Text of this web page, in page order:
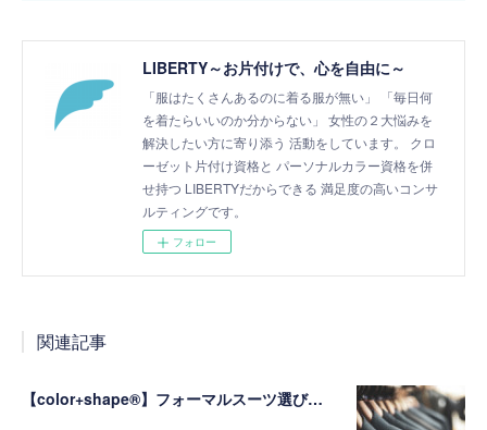
LIBERTY～お片付けで、心を自由に～
「服はたくさんあるのに着る服が無い」 「毎日何
を着たらいいのか分からない」 女性の２大悩みを
解決したい方に寄り添う 活動をしています。 クロ
ーゼット片付け資格と パーソナルカラー資格を併
せ持つ LIBERTYだからできる 満足度の高いコンサ
ルティングです。
フォロー
関連記事
【color+shape®】フォーマルスーツ選びの成功の秘訣は「似合う明るさ」がポイント